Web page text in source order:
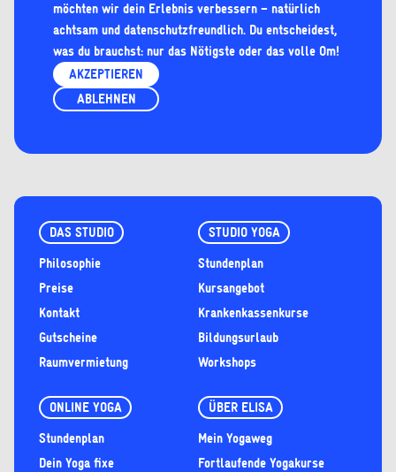
Du kannst dein SEPA-Lastschriftmandat für wiederholende
Abbuchung jederzeit stornieren, indem du mir kurz eine Mail
schreibst: elisa@koerperklang-yoga.de
DAS STUDIO
Philosophie
Preise
Kontakt
Gutscheine
Raumvermietung
STUDIO YOGA
Stundenplan
Kursangebot
Krankenkassenkurse
Bildungsurlaub
Workshops
ONLINE YOGA
Stundenplan
Dein Yoga fixe
ÜBER ELISA
Mein Yogaweg
Fortlaufende Yogakurse
möchten wir dein Erlebnis verbessern – natürlich
achtsam und datenschutzfreundlich. Du entscheidest,
was du brauchst: nur das Nötigste oder das volle Om!
AKZEPTIEREN
ABLEHNEN